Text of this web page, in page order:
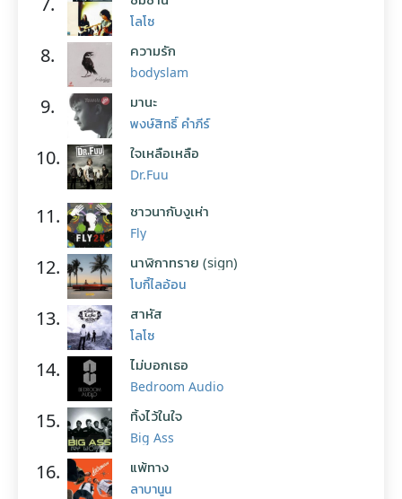
โลโซ
8. ความรัก
bodyslam
9. มานะ
พงษ์สิทธิ์ คำภีร์
10. ใจเหลือเหลือ
Dr.Fuu
11. ชาวนากับงูเห่า
Fly
12. นาฬิกาทราย (sign)
โบกี้ไลอ้อน
13. สาหัส
โลโซ
14. ไม่บอกเธอ
Bedroom Audio
15. ทิ้งไว้ในใจ
Big Ass
16. แพ้ทาง
ลาบานูน